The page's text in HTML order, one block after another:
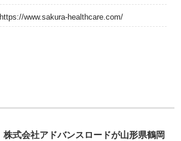
https://www.sakura-healthcare.com/
株式会社アドバンスロードが山形県鶴岡